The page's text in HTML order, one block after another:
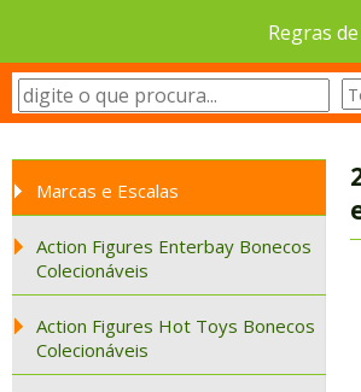
Regras
Marcas e Escalas
Action Figures Enterbay Bonecos
Colecionáveis
Action Figures Hot Toys Bonecos
Colecionáveis